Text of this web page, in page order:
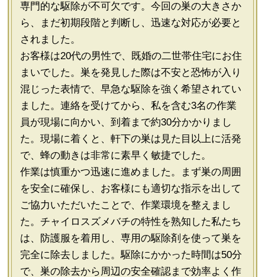
専門的な駆除が不可欠です。今回の巣の大きさか
ら、まだ初期段階と判断し、迅速な対応が必要と
されました。
お客様は20代の男性で、既婚の二世帯住宅にお住
まいでした。巣を発見した際は不安と恐怖が入り
混じった表情で、早急な駆除を強く希望されてい
ました。連絡を受けてから、私を含む3名の作業
員が現場に向かい、到着まで約30分かかりまし
た。現場に着くと、軒下の巣は見た目以上に活発
で、蜂の動きは非常に素早く敏捷でした。
作業は慎重かつ迅速に進めました。まず巣の周囲
を安全に確保し、お客様にも適切な指示を出して
ご協力いただいたことで、作業環境を整えまし
た。チャイロスズメバチの特性を熟知した私たち
は、防護服を着用し、専用の駆除剤を使って巣を
完全に除去しました。駆除にかかった時間は50分
で、巣の除去から周辺の安全確認まで効率よく作